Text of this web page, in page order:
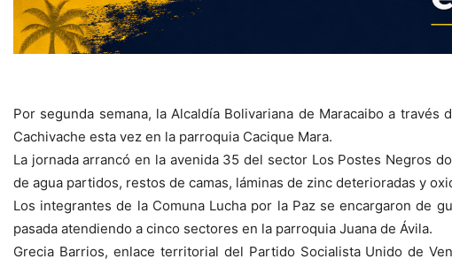
Por segunda semana, la Alcaldía Bolivariana de Maracaibo a
Cachivache esta vez en la parroquia Cacique Mara.
La jornada arrancó en la avenida 35 del sector Los Postes Negros
de agua partidos, restos de camas, láminas de zinc deterioradas y
Los integrantes de la Comuna Lucha por la Paz se encargaron de
pasada atendiendo a cinco sectores en la parroquia Juana de Ávila.
Grecia Barrios, enlace territorial del Partido Socialista Unido de